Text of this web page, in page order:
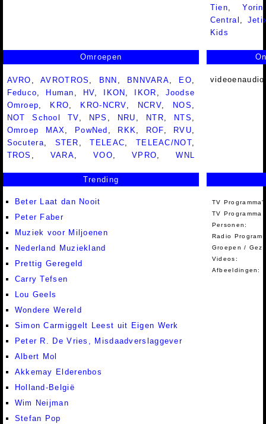
Tien ,Yorin
Central
Kids
Omroepen
AVRO ,AVROTROS BNN BNNVARA EO
Feduco
Human HV IKON IKOR
Joodse
Omroep
KRO KRO-NCRV NCRV NOS
NOT School TV
NPS NRU NTR NTS
Omroep MAX
PowNed RKK ROF RVU
Socutera
STER ,TELEAC TELEAC/NOT
TROS
VARA ,VOO ,VPRO ,WNL
Trending
Beter Laat dan Nooit
Peter Faber
Muziek voor Miljoenen
Nederland Muziekland
Prettig Geregeld
Carry Tefsen
Lou Geels
Wondere Wereld
Simon Carmiggelt Leest uit Eigen Werk
Peter R. De Vries, Misdaadverslaggever
Albert Mol
Akkemay Elderenbos
Holland-België
Wim Neijman
Stefan Pop
TV
TV Programma
Personen:
Radio
Groepen /
Videos:
Afbeeldingen: